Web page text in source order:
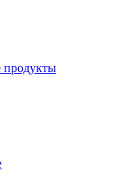
продукты